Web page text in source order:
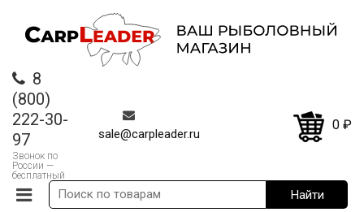
8
(800)
222-30-
97
Звонок по
России —
бесплатный
sale@carpleader.ru
0 ₽